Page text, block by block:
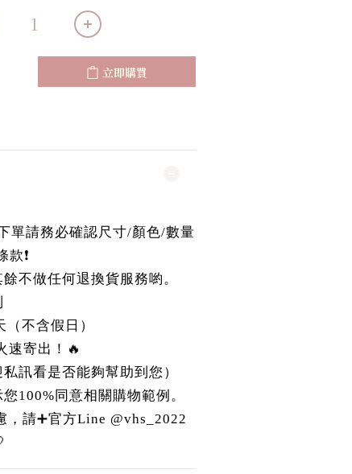
立即購買
請務必確認尺寸/顏色/數量
❗️
不做任何退換貨服務喲。
不含假日）
速寄出！🔥
訊看是否能夠幫助到您）
100%同意相關購物範例。
，請➕官方Line @vhs_2022